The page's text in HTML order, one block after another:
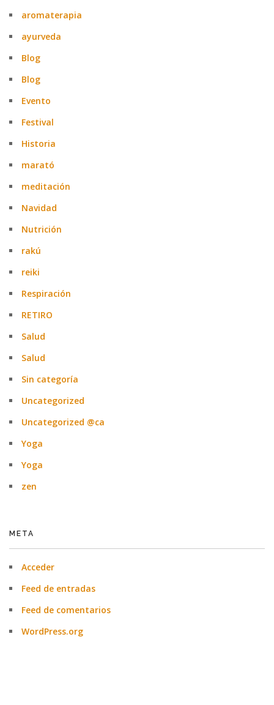
aromaterapia
ayurveda
Blog
Blog
Evento
Festival
Historia
marató
meditación
Navidad
Nutrición
rakú
reiki
Respiración
RETIRO
Salud
Salud
Sin categoría
Uncategorized
Uncategorized @ca
Yoga
Yoga
zen
META
Acceder
Feed de entradas
Feed de comentarios
WordPress.org